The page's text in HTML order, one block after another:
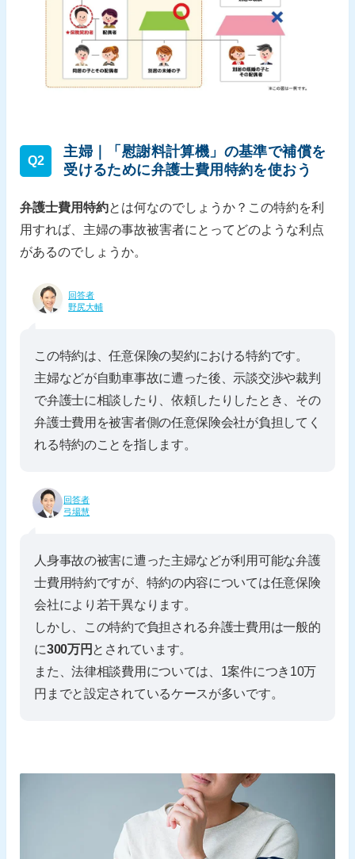
Q2
主婦｜「慰謝料計算機」の基準で補償を
受けるために弁護士費用特約を使おう
弁護士費用特約とは何なのでしょうか？この特約を利
用すれば、主婦の事故被害者にとってどのような利点
があるのでしょうか。
回答者
野尻大輔
この特約は、任意保険の契約における特約です。
主婦などが自動車事故に遭った後、示談交渉や裁判
で弁護士に相談したり、依頼したりしたとき、その
弁護士費用を被害者側の任意保険会社が負担してく
れる特約のことを指します。
回答者
弓場慧
人身事故の被害に遭った主婦などが利用可能な弁護
士費用特約ですが、特約の内容については任意保険
会社により若干異なります。
しかし、この特約で負担される弁護士費用は一般的
に300万円 とされています。
また、法律相談費用については、1案件につき10万
円までと設定されているケースが多いです。